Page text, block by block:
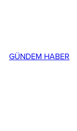
GÜNDEM HABER